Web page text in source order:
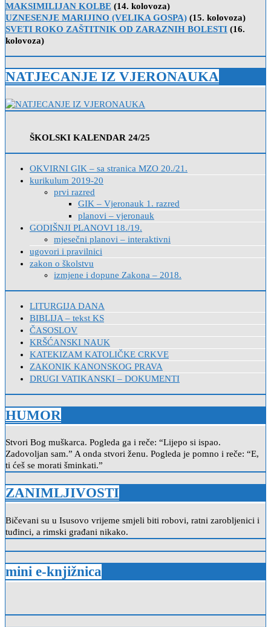
MAKSIMILIJAN KOLBE (14. kolovoza)
UZNESENJE MARIJINO (VELIKA GOSPA) (15. kolovoza)
SVETI ROKO ZAŠTITNIK OD ZARAZNIH BOLESTI (16.
kolovoza)
NATJECANJE IZ VJERONAUKA
ŠKOLSKI KALENDAR 24/25
OKVIRNI GIK – sa stranica MZO 20./21.
kurikulum 2019-20
prvi razred
GIK – Vjeronauk 1. razred
planovi – vjeronauk
GODIŠNJI PLANOVI 18./19.
mjesečni planovi – interaktivni
ugovori i pravilnici
zakon o školstvu
izmjene i dopune Zakona – 2018.
LITURGIJA DANA
BIBLIJA – tekst KS
ČASOSLOV
KRŠĆANSKI NAUK
KATEKIZAM KATOLIČKE CRKVE
ZAKONIK KANONSKOG PRAVA
DRUGI VATIKANSKI – DOKUMENTI
HUMOR
Stvori Bog muškarca. Pogleda ga i reče: “Lijepo si ispao.
Zadovoljan sam.” A onda stvori ženu. Pogleda je pomno i reče: “E,
ti ćeš se morati šminkati.”
ZANIMLJIVOSTI
Bičevani su u Isusovo vrijeme smjeli biti robovi, ratni zarobljenici i
tuđinci, a rimski građani nikako.
mini e-knjižnica